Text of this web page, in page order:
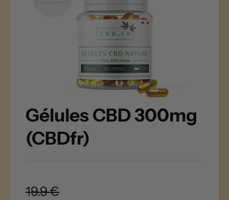
Gélules CBD 300mg
(CBDfr)
19.9 €